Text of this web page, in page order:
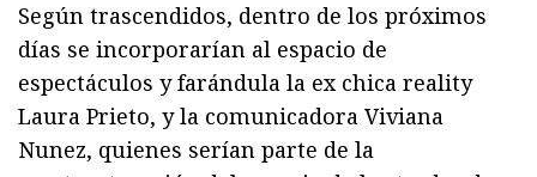
Según trascendidos, dentro de los próximos
días se incorporarían al espacio de
espectáculos y farándula la ex chica reality
Laura Prieto, y la comunicadora Viviana
Nunez, quienes serían parte de la